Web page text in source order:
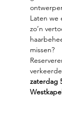
Laten we
zo’n
missen?
zaterdag